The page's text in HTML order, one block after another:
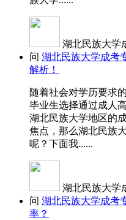
湖北民族大学
问 湖北民族大学成考
解析！
随着社会对学历要求
毕业生选择通过成人
湖北民族大学地区的
焦点，那么湖北民族
呢？下面我......
湖北民族大学
问 湖北民族大学成考
率？